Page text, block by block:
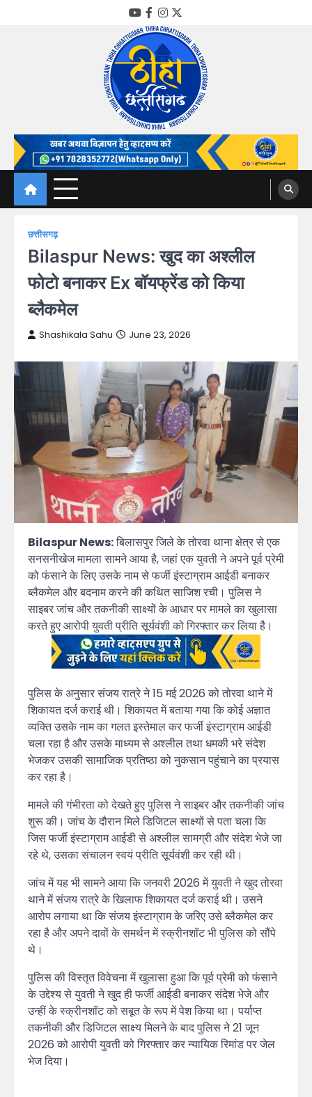
YouTube
Facebook
Instagram
Twitter
Thiha Chhattisgarh
गोठ जन-जन के
छत्तीसगढ़
Bilaspur News: खुद का अश्लील
फोटो बनाकर Ex बॉयफ्रेंड को किया
ब्लैकमेल
Shashikala Sahu June 23, 2026
Bilaspur News:बिलासपुर जिले के तोरवा थाना क्षेत्र से एक
सनसनीखेज मामला सामने आया है, जहां एक युवती ने अपने पूर्व प्रेमी
को फंसाने के लिए उसके नाम से फर्जी इंस्टाग्राम आईडी बनाकर
ब्लैकमेल और बदनाम करने की कथित साजिश रची। पुलिस ने
साइबर जांच और तकनीकी साक्ष्यों के आधार पर मामले का खुलासा
करते हुए आरोपी युवती प्रीति सूर्यवंशी को गिरफ्तार कर लिया है।
पुलिस के अनुसार संजय रात्रे ने 15 मई 2026 को तोरवा थाने में
शिकायत दर्ज कराई थी। शिकायत में बताया गया कि कोई अज्ञात
व्यक्ति उसके नाम का गलत इस्तेमाल कर फर्जी इंस्टाग्राम आईडी
चला रहा है और उसके माध्यम से अश्लील तथा धमकी भरे संदेश
भेजकर उसकी सामाजिक प्रतिष्ठा को नुकसान पहुंचाने का प्रयास
कर रहा है।
मामले की गंभीरता को देखते हुए पुलिस ने साइबर और तकनीकी जांच
शुरू की। जांच के दौरान मिले डिजिटल साक्ष्यों से पता चला कि
जिस फर्जी इंस्टाग्राम आईडी से अश्लील सामग्री और संदेश भेजे जा
रहे थे, उसका संचालन स्वयं प्रीति सूर्यवंशी कर रही थी।
जांच में यह भी सामने आया कि जनवरी 2026 में युवती ने खुद तोरवा
थाने में संजय रात्रे के खिलाफ शिकायत दर्ज कराई थी। उसने
आरोप लगाया था कि संजय इंस्टाग्राम के जरिए उसे ब्लैकमेल कर
रहा है और अपने दावों के समर्थन में स्क्रीनशॉट भी पुलिस को सौंपे
थे।
पुलिस की विस्तृत विवेचना में खुलासा हुआ कि पूर्व प्रेमी को फंसाने
के उद्देश्य से युवती ने खुद ही फर्जी आईडी बनाकर संदेश भेजे और
उन्हीं के स्क्रीनशॉट को सबूत के रूप में पेश किया था। पर्याप्त
तकनीकी और डिजिटल साक्ष्य मिलने के बाद पुलिस ने 21 जून
2026 को आरोपी युवती को गिरफ्तार कर न्यायिक रिमांड पर जेल
भेज दिया।